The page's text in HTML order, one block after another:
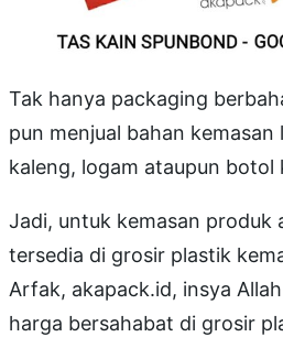
Tak hanya packaging
pun menjual bahan
kaleng, logam ataupun botol
Jadi, untuk kemasan produk
tersedia di grosir plastik
Arfak, akapack.id, insya
harga bersahabat di grosir